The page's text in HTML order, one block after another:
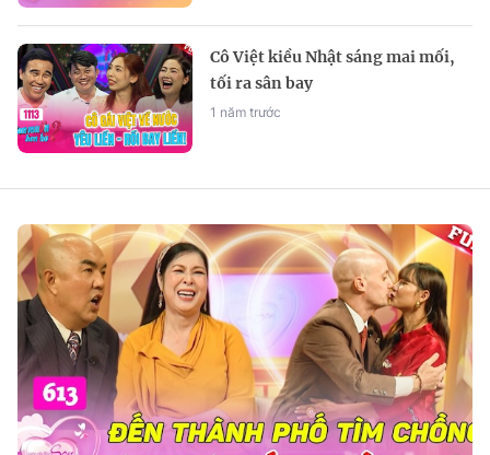
Cô Việt kiều Nhật sáng mai mối,
tối ra sân bay
1 năm trước